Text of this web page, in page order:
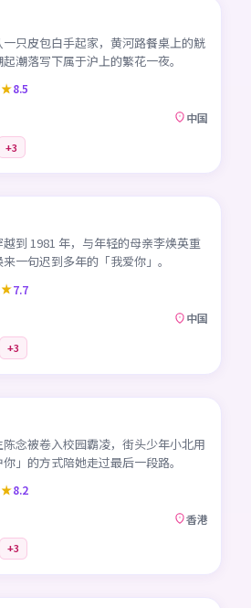
只皮包白手起家，黄河路餐桌上的觥
潮落写下属于沪上的繁花一夜。
8.5
中国
+3
到 1981 年，与年轻的母亲李焕英重
一句迟到多年的「我爱你」。
7.7
中国
+3
念被卷入校园霸凌，街头少年小北用
」的方式陪她走过最后一段路。
8.2
香港
+3